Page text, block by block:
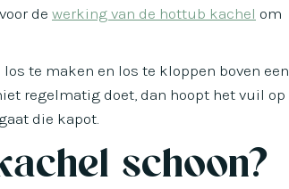
de werking van de hottub kachel om
te maken en los te kloppen boven een
regelmatig doet, dan hoopt het vuil op
die kapot.
schoon?